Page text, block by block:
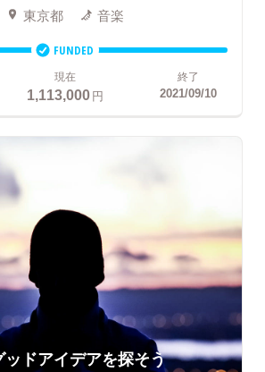
東京都 音楽
FUNDED
現在
1,113,000円
終了
2021/09/10
ッドアイデアを探そう